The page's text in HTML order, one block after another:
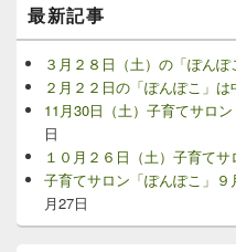
イ
ン
サ
イ
ウ
ィ
ェ
最新記事
３月２８日（土）の「ぽん
２月２２日の「ぽんぽこ」は
11月30日（土）子育てサロ
日
１０月２６日（土）子育てサ
子育てサロン「ぽんぽこ」９
月27日